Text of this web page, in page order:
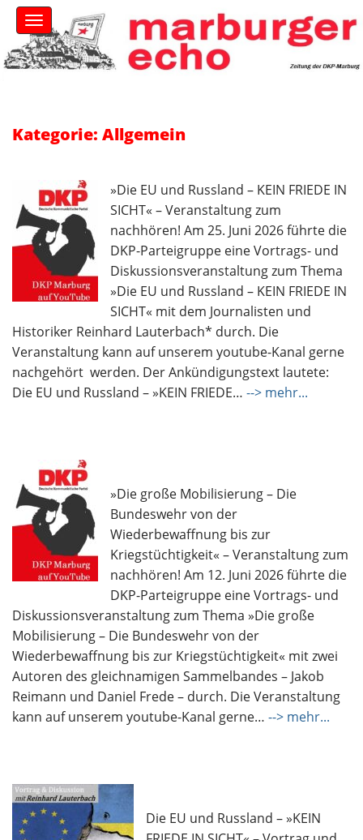
M
a
i
n
k
i
p
o
e
n
Kategorie: Allgemein
»Die EU und Russland – KEIN FRIEDE IN
SICHT« – Veranstaltung zum
nachhören! Am 25. Juni 2026 führte die
DKP-Parteigruppe eine Vortrags- und
Diskussionsveranstaltung zum Thema
»Die EU und Russland – KEIN FRIEDE IN
SICHT« mit dem Journalisten und
Historiker Reinhard Lauterbach* durch. Die
Veranstaltung kann auf unserem youtube-Kanal gerne
nachgehört werden. Der Ankündigungstext lautete:
Die EU und Russland – »KEIN FRIEDE… --> mehr...
»Die große Mobilisierung – Die
Bundeswehr von der
Wiederbewaffnung bis zur
Kriegstüchtigkeit« – Veranstaltung zum
nachhören! Am 12. Juni 2026 führte die
DKP-Parteigruppe eine Vortrags- und
Diskussionsveranstaltung zum Thema »Die große
Mobilisierung – Die Bundeswehr von der
Wiederbewaffnung bis zur Kriegstüchtigkeit« mit zwei
Autoren des gleichnamigen Sammelbandes – Jakob
Reimann und Daniel Frede – durch. Die Veranstaltung
kann auf unserem youtube-Kanal gerne… --> mehr...
Die EU und Russland – »KEIN